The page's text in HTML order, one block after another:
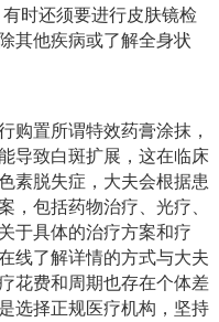
时还须要进行皮肤镜检
其他疾病或了解全身状
购置所谓特效药膏涂抹，
导致白斑扩展，这在临床
素脱失症，大夫会根据患
，包括药物治疗、光疗、
于具体的治疗方案和疗
线了解详情的方式与大夫
花费和周期也存在个体差
选择正规医疗机构，坚持